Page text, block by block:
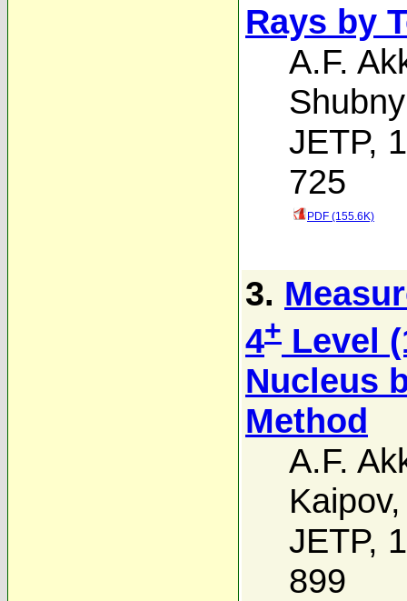
Rays by
A.F.
JETP,
725
PDF (155.6K)
3.
4+ Level
Nucleus
Method
A.F.
Kaipov
JETP,
899